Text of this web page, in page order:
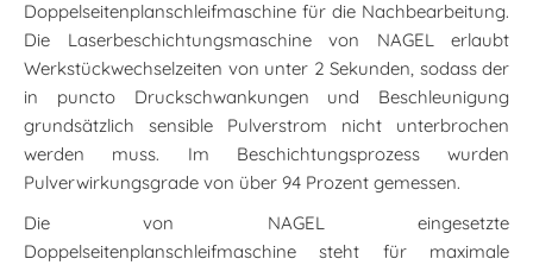
Doppelseitenplanschleifmaschine für die Nachbearbeitung.
Die Laserbeschichtungsmaschine von NAGEL erlaubt
Werkstückwechselzeiten von unter 2 Sekunden, sodass der
in puncto Druckschwankungen und Beschleunigung
grundsätzlich sensible Pulverstrom nicht unterbrochen
werden muss. Im Beschichtungsprozess wurden
Pulverwirkungsgrade von über 94 Prozent gemessen.
Die von NAGEL eingesetzte
Doppelseitenplanschleifmaschine steht für maximale